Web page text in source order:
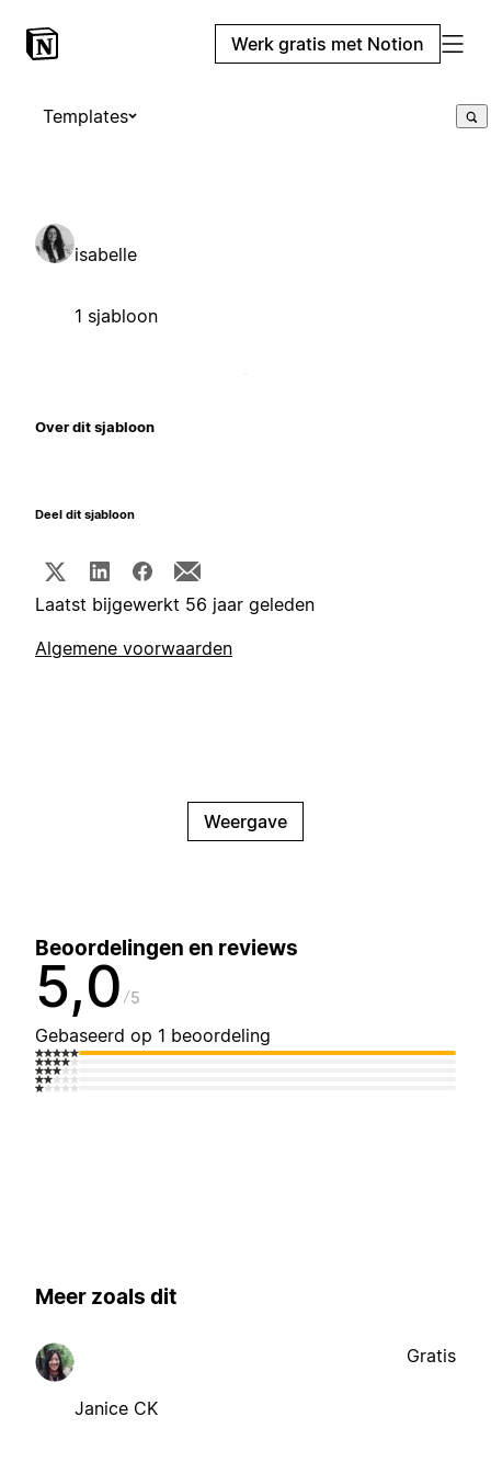
Werk gratis met Notion
Templates
isabelle
1 sjabloon
Over dit sjabloon
Deel dit sjabloon
Laatst bijgewerkt 56 jaar geleden
Algemene voorwaarden
Weergave
Beoordelingen en reviews
5,0 5
Gebaseerd op 1 beoordeling
Meer zoals dit
Janice CK
Gratis